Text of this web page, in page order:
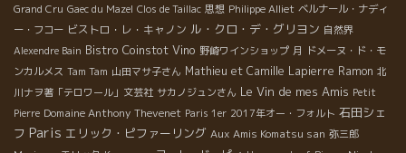
Grand Cru Gaec du Mazel Clos de Taillac 思想 Philippe Alliet ベルナール・ナディ
ー・フコー ビストロ・レ・キャノン ル・クロ・デ・グリヨン 自然界
Alexendre Bain Bistro Coinstot Vino 野崎ワインショップ 月 ドメーヌ・ド・モ
ンカルメス Tam Tam 山田マサ子さん Mathieu et Camille Lapierre Ramon 北
川ナヲ著「テロワール」文芸社 サカノジュンさん Le Vin de mes Amis Petit
Pierre Domaine Anthony Thevenet Paris 1er 2017年オー・フォルト 石田シェ
フ Paris エリック・ピファーリング Aux Amis Komatsu san 弥三郎